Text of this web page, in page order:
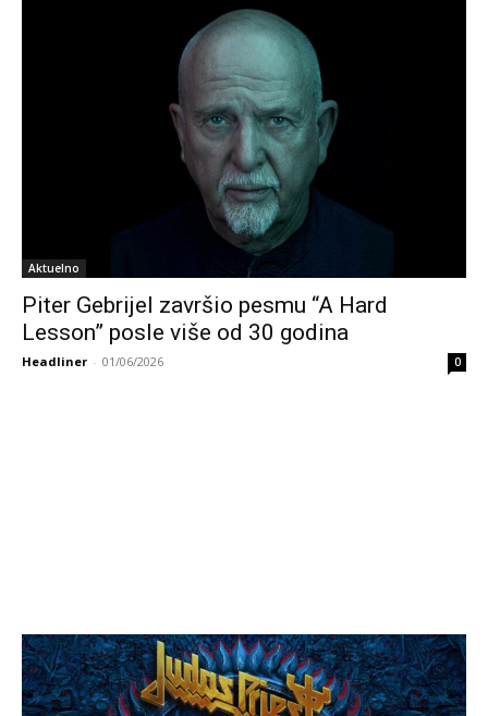
Aktuelno
Piter Gebrijel završio pesmu “A Hard
Lesson” posle više od 30 godina
Headliner - 01/06/2026 0